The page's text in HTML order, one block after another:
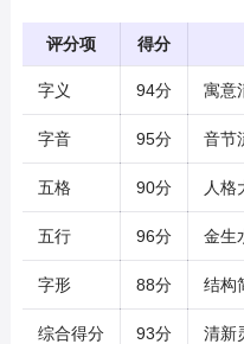
评分项 得分
字义 94分 寓意
字音 95分 音节
五格 90分 人格
五行 96分 金生
字形 88分 结构
综合得分 93分 清新